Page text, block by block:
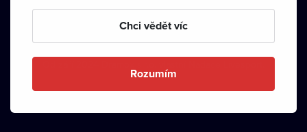
Podmínky používání • Ochrana soukromí • Zásady používání
• Autorská práva•
Chci vědět víc
Rozumím